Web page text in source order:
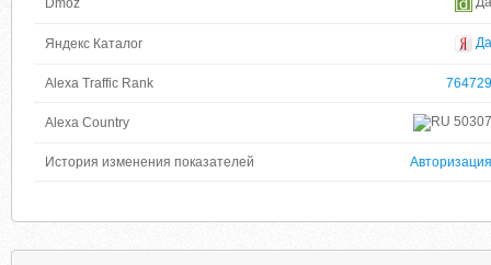
Dmoz
Яндекс Каталог Да
Alexa Traffic Rank 764729
Alexa Country 50307
История изменения показателей Авторизация